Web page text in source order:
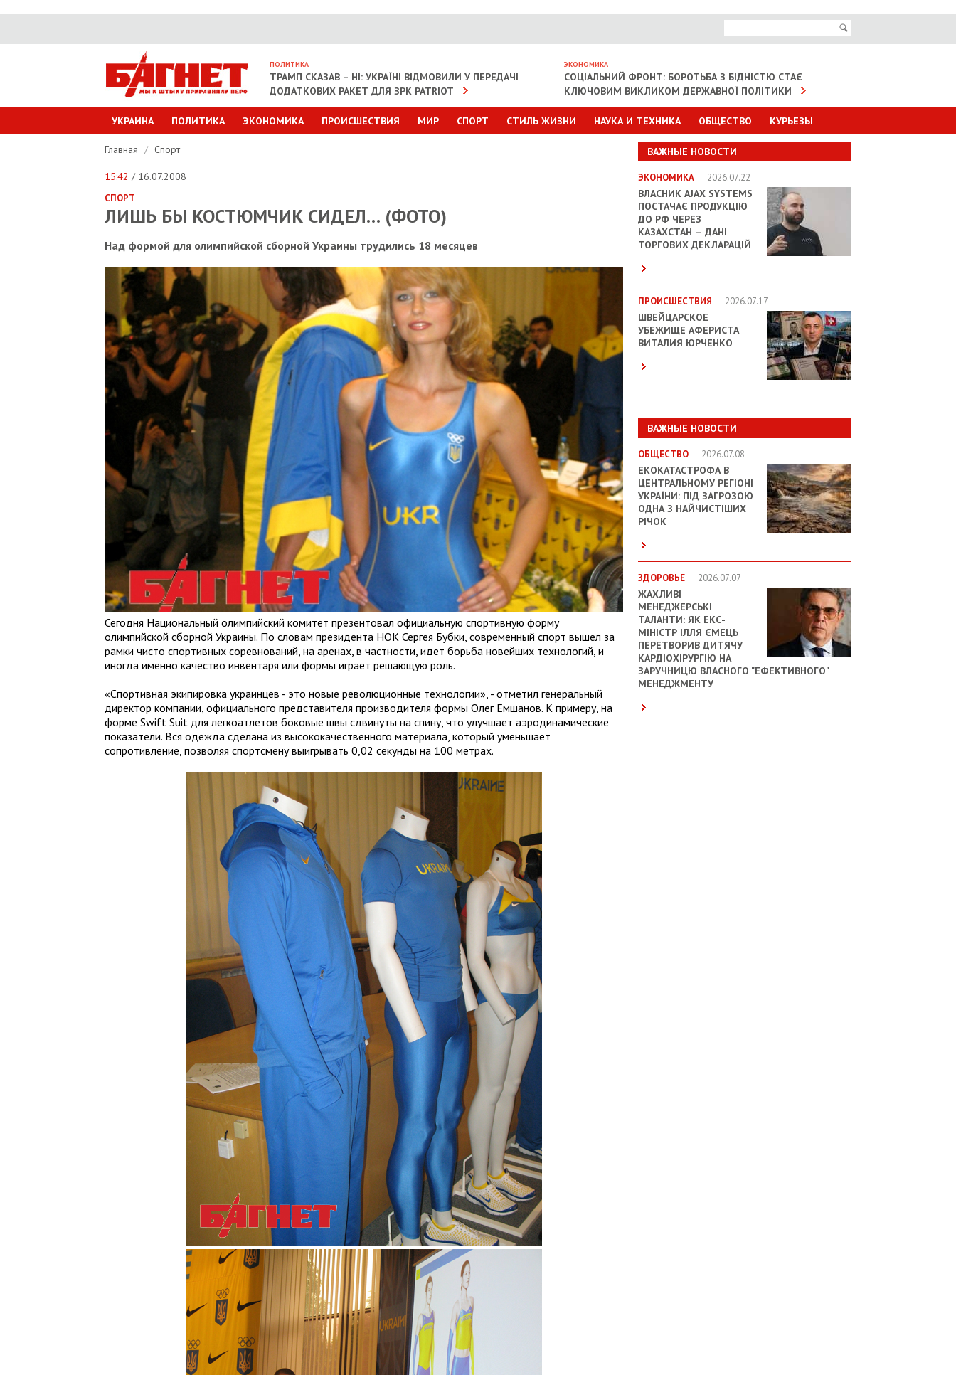
ПОЛИТИКА
ТРАМП СКАЗАВ – НІ: УКРАЇНІ ВІДМОВИЛИ У ПЕРЕДАЧІ
ДОДАТКОВИХ РАКЕТ ДЛЯ ЗРК PATRIOT
ЭКОНОМИКА
СОЦІАЛЬНИЙ ФРОНТ: БОРОТЬБА З БІДНІСТЮ СТАЄ
КЛЮЧОВИМ ВИКЛИКОМ ДЕРЖАВНОЇ ПОЛІТИКИ
УКРАИНА ПОЛИТИКА ЭКОНОМИКА ПРОИСШЕСТВИЯ МИР СПОРТ СТИЛЬ ЖИЗНИ НАУКА И ТЕХНИКА ОБЩЕСТВО КУРЬЕЗЫ
ВАЖНЫЕ НОВОСТИ
ЭКОНОМИКА 2026.07.22
ВЛАСНИК AJAX SYSTEMS
ПОСТАЧАЄ ПРОДУКЦІЮ
ДО РФ ЧЕРЕЗ
КАЗАХСТАН — ДАНІ
ТОРГОВИХ ДЕКЛАРАЦІЙ
ПРОИСШЕСТВИЯ 2026.07.17
ШВЕЙЦАРСКОЕ
УБЕЖИЩЕ АФЕРИСТА
ВИТАЛИЯ ЮРЧЕНКО
ВАЖНЫЕ НОВОСТИ
ОБЩЕСТВО 2026.07.08
ЕКОКАТАСТРОФА В
ЦЕНТРАЛЬНОМУ РЕГІОНІ
УКРАЇНИ: ПІД ЗАГРОЗОЮ
ОДНА З НАЙЧИСТІШИХ
РІЧОК
ЗДОРОВЬЕ 2026.07.07
ЖАХЛИВІ
МЕНЕДЖЕРСЬКІ
ТАЛАНТИ: ЯК ЕКС-
МІНІСТР ІЛЛЯ ЄМЕЦЬ
ПЕРЕТВОРИВ ДИТЯЧУ
КАРДІОХІРУРГІЮ НА
ЗАРУЧНИЦЮ ВЛАСНОГО "ЕФЕКТИВНОГО"
МЕНЕДЖМЕНТУ
Главная / Спорт
15:42 / 16.07.2008
СПОРТ
ЛИШЬ БЫ КОСТЮМЧИК СИДЕЛ… (ФОТО)
Над формой для олимпийской сборной Украины трудились 18 месяцев
Сегодня Национальный олимпийский комитет презентовал официальную спортивную форму
олимпийской сборной Украины. По словам президента НОК Сергея Бубки, современный спорт вышел за
рамки чисто спортивных соревнований, на аренах, в частности, идет борьба новейших технологий, и
иногда именно качество инвентаря или формы играет решающую роль.
«Спортивная экипировка украинцев - это новые революционные технологии», - отметил генеральный
директор компании, официального представителя производителя формы Олег Емшанов. К примеру, на
форме Swift Suit для легкоатлетов боковые швы сдвинуты на спину, что улучшает аэродинамические
показатели. Вся одежда сделана из высококачественного материала, который уменьшает
сопротивление, позволяя спортсмену выигрывать 0,02 секунды на 100 метрах.